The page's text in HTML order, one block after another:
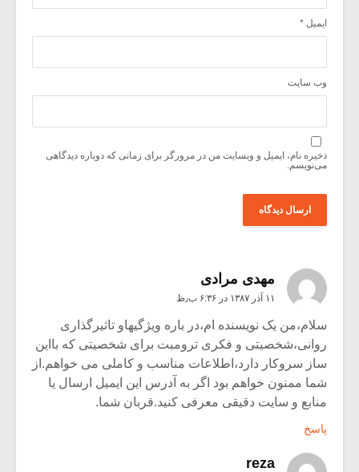
ایمیل *
وب‌ سایت
ذخیره نام، ایمیل و وبسایت من در مرورگر برای زمانی که دوباره دیدگاهی
می‌نویسم.
مهدی مرادی
۱۱ آذر ۱۳۸۷ در ۶:۳۶ ب٫ظ
سلام،من یک نویسنده ام،در باره ویژگیهاو تاثیرگذاری
روانی،شخصیتی و فکری ترومبت برای شخصیتی که بااین
ساز سروکار دارد،اطلاعات مناسب و کاملی می خواهم.از
شما ممنون خواهم بود اگر به آدرس این ایمیل ارسال یا
منابع و سایت دقیقی معرفی کنید.قربان شما.
پاسخ
reza